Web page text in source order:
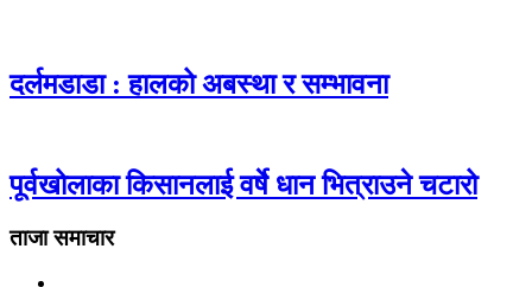
दर्लमडाडा : हालको अबस्था र सम्भावना
पूर्वखोलाका किसानलाई वर्षे धान भित्राउने चटारो
ताजा समाचार